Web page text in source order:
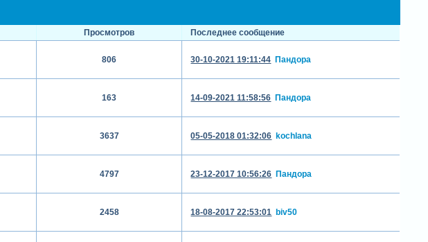
Просмотров
Последнее сообщение
806 30-10-2021 19:11:44 Пандора
163 14-09-2021 11:58:56 Пандора
3637 05-05-2018 01:32:06 kochlana
4797 23-12-2017 10:56:26 Пандора
2458 18-08-2017 22:53:01 biv50